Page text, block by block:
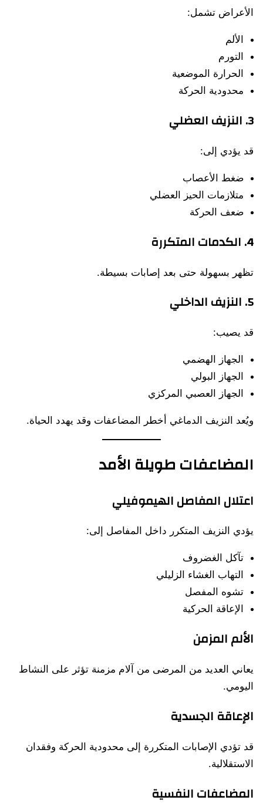
الأعراض تشمل:
الألم
التورم
الحرارة الموضعية
محدودية الحركة
3. النزيف العضلي
قد يؤدي إلى:
ضغط الأعصاب
متلازمات الحيز العضلي
ضعف الحركة
4. الكدمات المتكررة
تظهر بسهولة حتى بعد إصابات بسيطة.
5. النزيف الداخلي
قد يصيب:
الجهاز الهضمي
الجهاز البولي
الجهاز العصبي المركزي
ويُعد النزيف الدماغي أخطر المضاعفات وقد يهدد الحياة.
المضاعفات طويلة الأمد
اعتلال المفاصل الهيموفيلي
يؤدي النزيف المتكرر داخل المفاصل إلى:
تآكل الغضروف
التهاب الغشاء الزليلي
تشوه المفصل
الإعاقة الحركية
الألم المزمن
يعاني العديد من المرضى من آلام مزمنة تؤثر على النشاط
اليومي.
الإعاقة الجسدية
قد تؤدي الإصابات المتكررة إلى محدودية الحركة وفقدان
الاستقلالية.
المضاعفات النفسية